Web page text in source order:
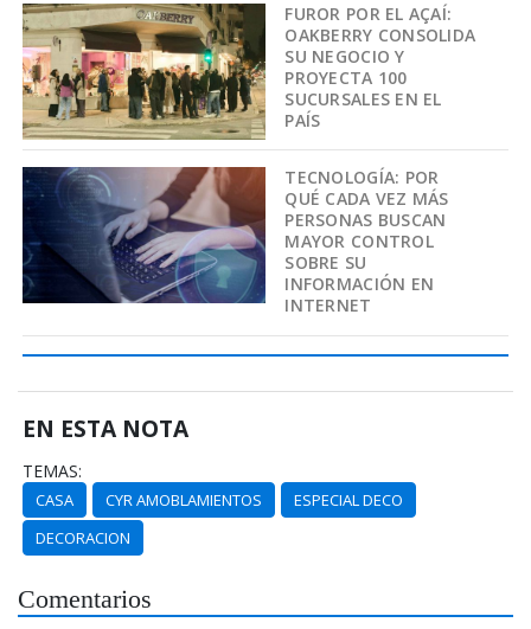
FUROR POR EL AÇAÍ:
OAKBERRY CONSOLIDA
SU NEGOCIO Y
PROYECTA 100
SUCURSALES EN EL
PAÍS
TECNOLOGÍA: POR
QUÉ CADA VEZ MÁS
PERSONAS BUSCAN
MAYOR CONTROL
SOBRE SU
INFORMACIÓN EN
INTERNET
EN ESTA NOTA
TEMAS:
CASA CYR AMOBLAMIENTOS
ESPECIAL DECO
DECORACION
Comentarios